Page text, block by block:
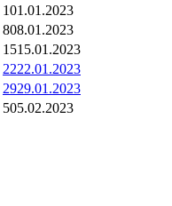
101.01.2023
808.01.2023
1515.01.2023
2222.01.2023
2929.01.2023
505.02.2023